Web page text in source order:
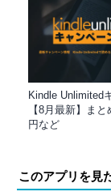
Kindle Unlimited
【8月最新】ま
円など
このアプリを見